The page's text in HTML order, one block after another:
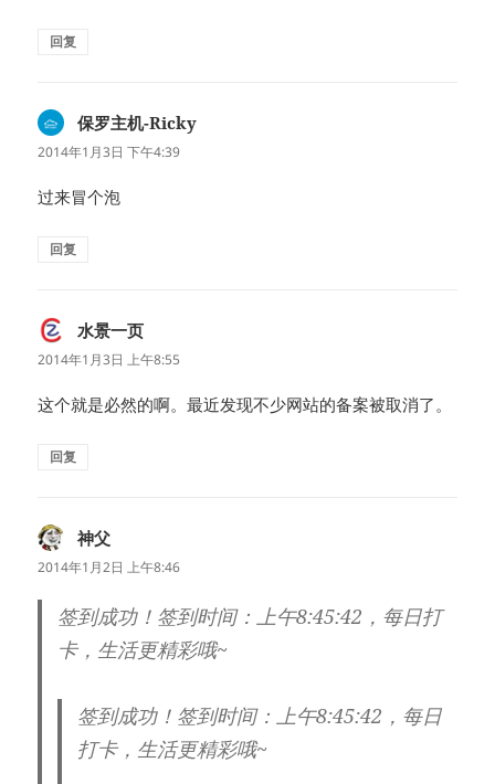
回复
保罗主机-Ricky
2014年1月3日 下午4:39
过来冒个泡
回复
水景一页
道：
2014年1月3日 上午8:55
这个就是必然的啊。最近发现不少网站的备案被取消了。
回复
神父
道：
2014年1月2日 上午8:46
签到成功！签到时间：上午8:45:42，每日打
卡，生活更精彩哦~
签到成功！签到时间：上午8:45:42，每日
打卡，生活更精彩哦~